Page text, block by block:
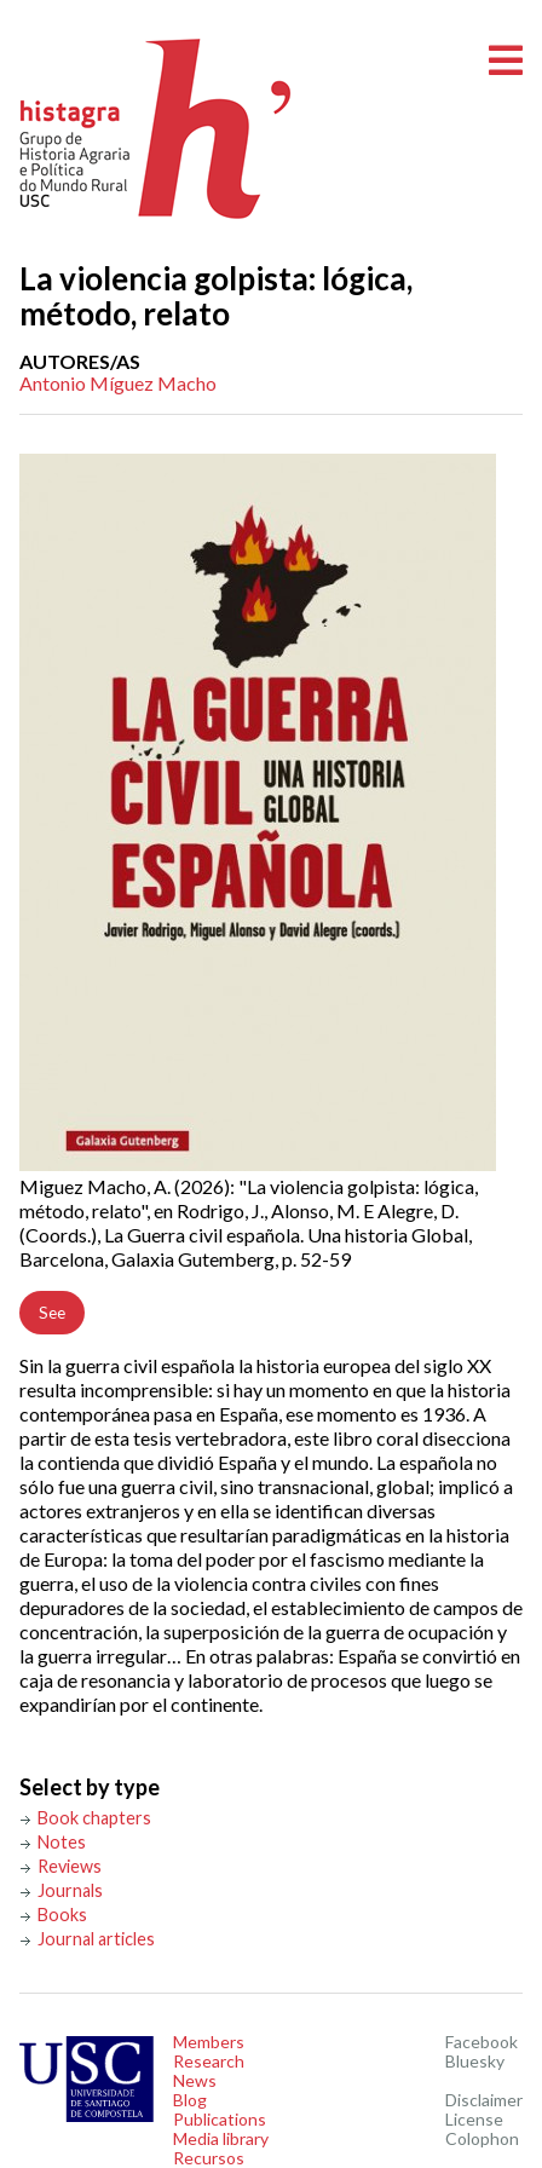
La violencia golpista: lógica,
método, relato
AUTORES/AS
Antonio Míguez Macho
Miguez Macho, A. (2026): "La violencia golpista: lógica,
método, relato", en Rodrigo, J., Alonso, M. E Alegre, D.
(Coords.), La Guerra civil española. Una historia Global,
Barcelona, Galaxia Gutemberg, p. 52-59
See
Sin la guerra civil española la historia europea del siglo XX
resulta incomprensible: si hay un momento en que la historia
contemporánea pasa en España, ese momento es 1936. A
partir de esta tesis vertebradora, este libro coral disecciona
la contienda que dividió España y el mundo. La española no
sólo fue una guerra civil, sino transnacional, global; implicó a
actores extranjeros y en ella se identifican diversas
características que resultarían paradigmáticas en la historia
de Europa: la toma del poder por el fascismo mediante la
guerra, el uso de la violencia contra civiles con fines
depuradores de la sociedad, el establecimiento de campos de
concentración, la superposición de la guerra de ocupación y
la guerra irregular… En otras palabras: España se convirtió en
caja de resonancia y laboratorio de procesos que luego se
expandirían por el continente.
Select by type
Book chapters
Notes
Reviews
Journals
Books
Journal articles
Members
Research
News
Blog
Publications
Media library
Recursos
Facebook
Bluesky
Disclaimer
License
Colophon